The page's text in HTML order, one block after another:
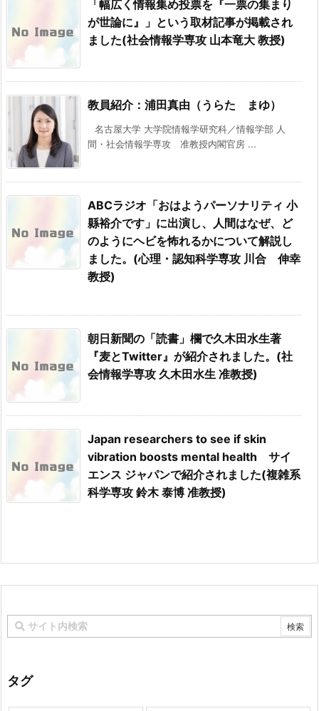
「幅広く情報集め投票を『一票の集まり
が世論に』」という取材記事が掲載され
ました(社会情報学専攻 山本竜大 教授)
教員紹介：浦田真由（うらた まゆ）
名古屋大学 大学院情報学研究科／情報学部 人
間・社会情報学専攻 准教授内閣官房 ...
ABCラジオ「おはようパーソナリティ 小
縣裕介です」に出演し、人間はなぜ、ど
のようにヘビを怖れるかについて解説し
ました。(心理・認知科学専攻 川合 伸幸
教授)
朝日新聞の「読書」欄で久木田水生著
『麦とTwitter』が紹介されました。(社
会情報学専攻 久木田水生 准教授)
Japan researchers to see if skin
vibration boosts mental health サイ
エンス ジャパンで紹介されました(複雑系
科学専攻 鈴木 泰博 准教授)
タグ